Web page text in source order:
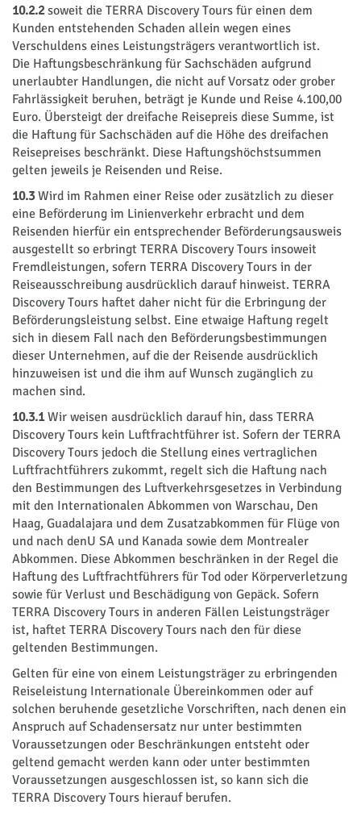
10.2.2soweit die TERRA Discovery Tours für einen dem
Kunden entstehenden Schaden allein wegen eines
Verschuldens eines Leistungsträgers verantwortlich ist.
Die Haftungsbeschränkung für Sachschäden aufgrund
unerlaubter Handlungen, die nicht auf Vor­satz oder grober
Fahrlässigkeit beruhen, beträgt je Kunde und Reise 4.100,00
Euro. Übersteigt der dreifache Reisepreis diese Summe, ist
die Haftung für Sachschäden auf die Höhe des dreifachen
Reisepreises beschränkt. Diese Haftungshöchstsummen
gelten jeweils je Reisenden und Reise.
10.3Wird im Rahmen einer Reise oder zusätzlich zu dieser
eine Beförderung im Linienverkehr erbracht und dem
Reisenden hierfür ein entsprechender Beförderungsausweis
ausgestellt so erbringt TERRA Discovery Tours insoweit
Fremdleistungen, sofern TERRA Discovery Tours in der
Reiseausschreibung ausdrücklich darauf hinweist. TERRA
Discovery Tours haftet daher nicht für die Erbringung der
Beförderungsleistung selbst. Eine etwaige Haftung regelt
sich in diesem Fall nach den Beförderungsbestimmungen
dieser Unternehmen, auf die der Reisende ausdrücklich
hinzuweisen ist und die ihm auf Wunsch zugänglich zu
machen sind.
10.3.1Wir weisen ausdrücklich darauf hin, dass TERRA
Discovery Tours kein Luftfrachtführer ist. Sofern der TERRA
Discovery Tours jedoch die Stellung eines vertraglichen
Luftfrachtführers zukommt, regelt sich die Haftung nach
den Bestimmungen des Luftverkehrsgesetzes in Verbindung
mit den Internationalen Abkommen von Warschau, Den
Haag, Guadalajara und dem Zusatzabkommen für Flüge von
und nach denU SA und Kanada sowie dem Montrealer
Abkommen. Diese Abkommen beschränken in der Regel die
Haftung des Luftfrachtführers für Tod oder Körperverletzung
sowie für Verlust und Beschädigung von Gepäck. Sofern
TERRA Discovery Tours in anderen Fällen Leistungsträger
ist, haftet TERRA Discovery Tours nach den für diese
geltenden Bestimmungen.
Gelten für eine von einem Leistungsträger zu erbringenden
Reiseleistung Internationale Übereinkommen oder auf
solchen beruhende gesetzliche Vorschriften, nach denen ein
Anspruch auf Schadensersatz nur unter bestimmten
Voraussetzungen oder Beschränkungen entsteht oder
geltend gemacht werden kann oder unter bestimmten
Voraussetzungen ausgeschlossen ist, so kann sich die
TERRA Discovery Tours hierauf berufen.